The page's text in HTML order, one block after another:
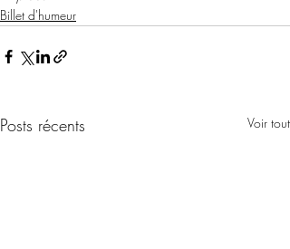
Billet d'humeur
Posts récents Voir tout